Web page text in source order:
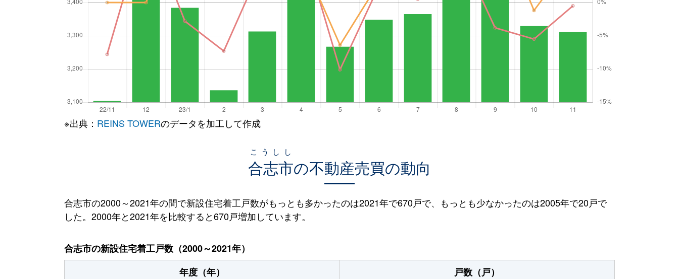
※出典： REINS TOWERのデータを加工して作成
合志市
こうしし
の不動産売買の動向
合志市の2000～2021年の間で新設住宅着工戸数がもっとも多かったのは2021年で670戸で、もっとも少なかったのは2005年で20戸で
した。2000年と2021年を比較すると670戸増加しています。
合志市の新設住宅着工戸数（2000～2021年）
年度（年）
戸数（戸）